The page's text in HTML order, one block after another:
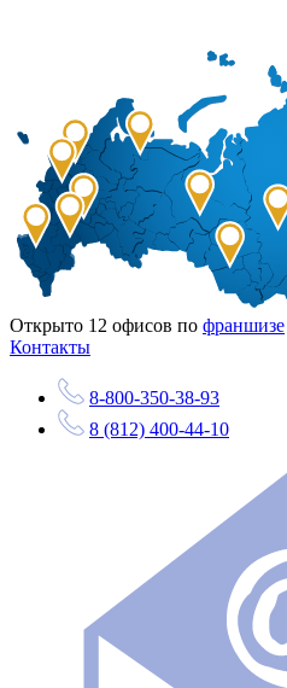
Открыто 12 офисов по франшизе
Контакты
8-800-350-38-93
8 (812) 400-44-10